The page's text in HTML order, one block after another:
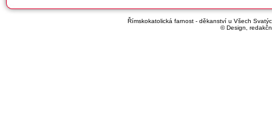
Římskokatolická farnost - děkanství u Všech
© Design,